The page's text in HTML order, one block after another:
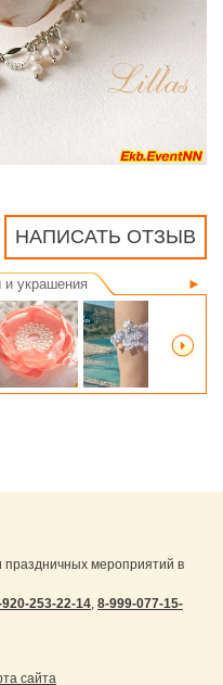
НАПИСАТЬ ОТЗЫВ
►
и украшения
мероприятий в
920-253-22-14, 8-999-077-15-
сайта